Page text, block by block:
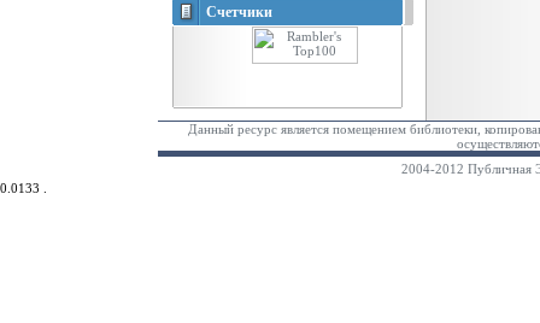
Счетчики
Данный ресурс является помещением библиотеки,
2004-2012 Публичная
0.0133 .